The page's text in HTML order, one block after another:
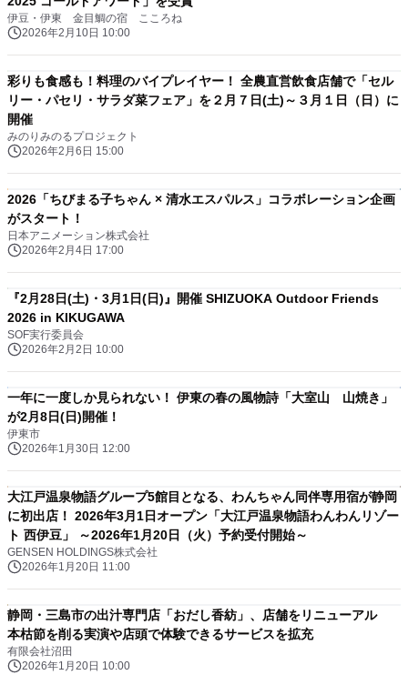
伊豆・伊東 金目鯛の宿 こころね
2026年2月10日 10:00
彩りも食感も！料理のバイプレイヤー！ 全農直営飲食店舗で「セル
リー・パセリ・サラダ菜フェア」を２月７日(土)～３月１日（日）に
開催
みのりみのるプロジェクト
2026年2月6日 15:00
2026「ちびまる子ちゃん × 清水エスパルス」コラボレーション企画
がスタート！
日本アニメーション株式会社
2026年2月4日 17:00
『2月28日(土)・3月1日(日)』開催 SHIZUOKA Outdoor Friends
2026 in KIKUGAWA
SOF実行委員会
2026年2月2日 10:00
一年に一度しか見られない！ 伊東の春の風物詩「大室山 山焼き」
が2月8日(日)開催！
伊東市
2026年1月30日 12:00
大江戸温泉物語グループ5館目となる、わんちゃん同伴専用宿が静岡
に初出店！ 2026年3月1日オープン「大江戸温泉物語わんわんリゾー
ト 西伊豆」 ～2026年1月20日（火）予約受付開始～
GENSEN HOLDINGS株式会社
2026年1月20日 11:00
静岡・三島市の出汁専門店「おだし香紡」、店舗をリニューアル
本枯節を削る実演や店頭で体験できるサービスを拡充
有限会社沼田
2026年1月20日 10:00